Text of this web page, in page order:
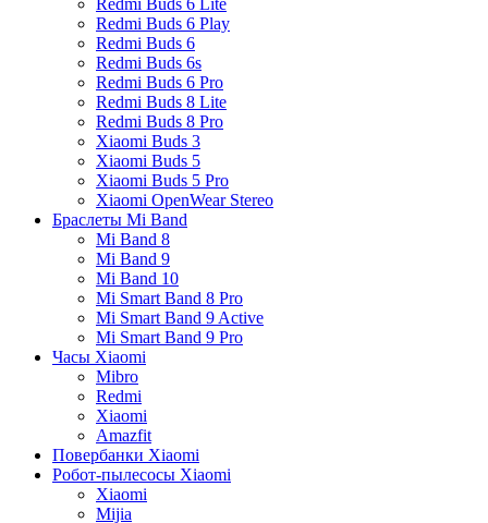
Redmi Buds 6 Lite
Redmi Buds 6 Play
Redmi Buds 6
Redmi Buds 6s
Redmi Buds 6 Pro
Redmi Buds 8 Lite
Redmi Buds 8 Pro
Xiaomi Buds 3
Xiaomi Buds 5
Xiaomi Buds 5 Pro
Xiaomi OpenWear Stereo
Браслеты Mi Band
Mi Band 8
Mi Band 9
Mi Band 10
Mi Smart Band 8 Pro
Mi Smart Band 9 Active
Mi Smart Band 9 Pro
Часы Xiaomi
Mibro
Redmi
Xiaomi
Amazfit
Повербанки Xiaomi
Робот-пылесосы Xiaomi
Xiaomi
Mijia